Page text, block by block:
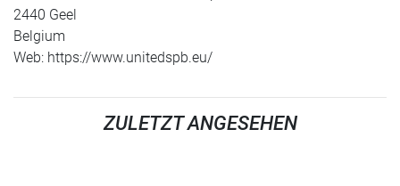
2440 Geel
Belgium
Web: https://www.unitedspb.eu/
ZULETZT ANGESEHEN